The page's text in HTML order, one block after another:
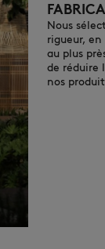
Nous
rigueur,
au plus
de réduire
nos